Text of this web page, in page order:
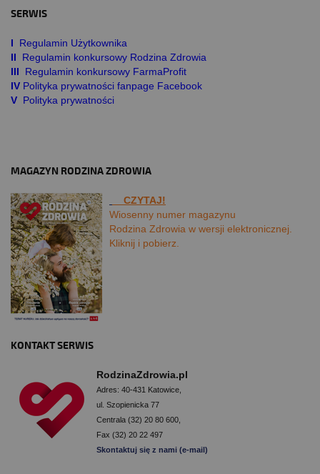
SERWIS
I Regulamin Użytkownika
II
Regulamin konkursowy Rodzina Zdrowia
III
Regulamin konkursowy FarmaProfit
IV Polityka prywatności fanpage Facebook
V Polityka prywatności
MAGAZYN RODZINA ZDROWIA
CZYTAJ!
Wiosenny numer magazynu
Rodzina Zdrowia w wersji elektronicznej.
Kliknij i pobierz.
KONTAKT SERWIS
RodzinaZdrowia.pl
Adres: 40-431 Katowice,
ul. Szopienicka 77
Centrala (32) 20 80 600,
Fax (32) 20 22 497
Skontaktuj się z nami (e-mail)